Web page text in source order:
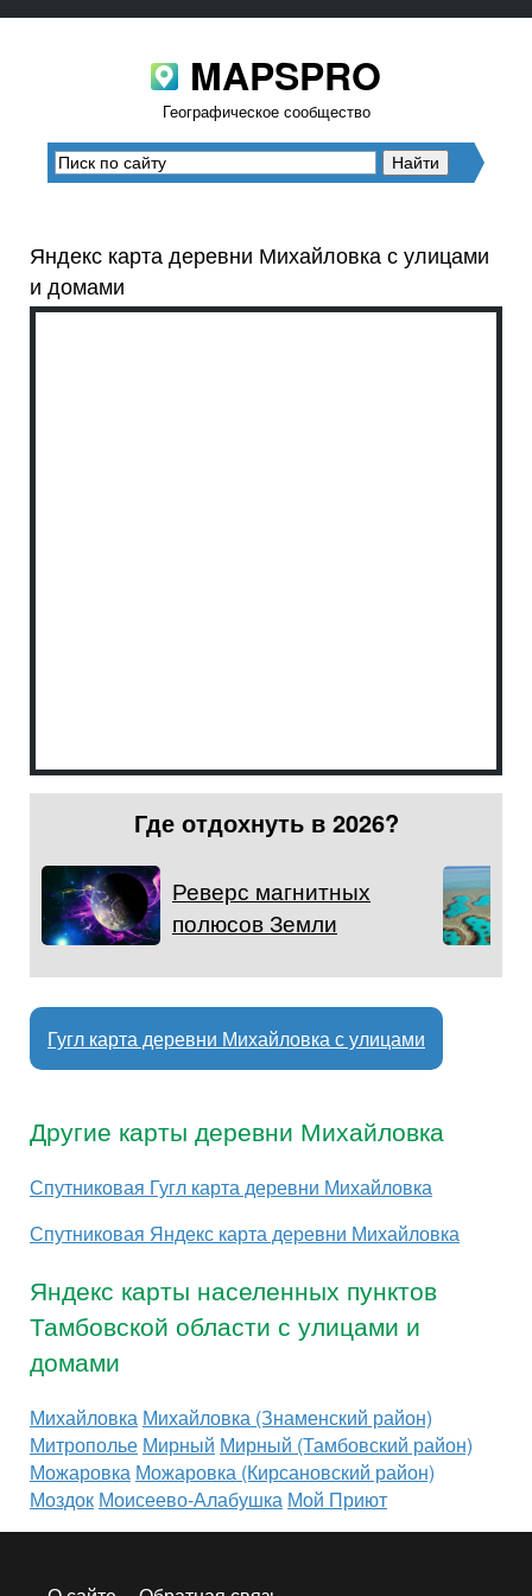
MAPSPRO
Географическое сообщество
Яндекс карта деревни Михайловка с улицами
и домами
Где отдохнуть в 2026?
Реверс магнитных
полюсов Земли
Гугл карта деревни Михайловка с улицами
Другие карты деревни Михайловка
Спутниковая Гугл карта деревни Михайловка
Спутниковая Яндекс карта деревни Михайловка
Яндекс карты населенных пунктов
Тамбовской области с улицами и
домами
Михайловка Михайловка (Знаменский район)
Митрополье Мирный Мирный (Тамбовский район)
Можаровка Можаровка (Кирсановский район)
Моздок Моисеево-Алабушка Мой Приют